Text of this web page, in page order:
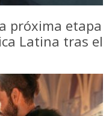
próxima etapa
Latina tras el